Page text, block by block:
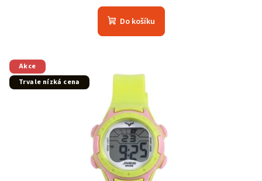
hodnocení
produktu
hvězdiček.
Do košíku
Akce
Trvale nízká cena